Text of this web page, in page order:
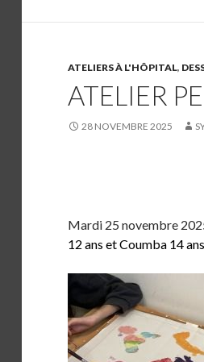
a
c
e
b
ATELIERS À L'HÔPITAL,
ATELIER
28 NOVEMBRE 2025
a
r
F
a
c
Mardi 25 novembre
12 ans et Coumba 14